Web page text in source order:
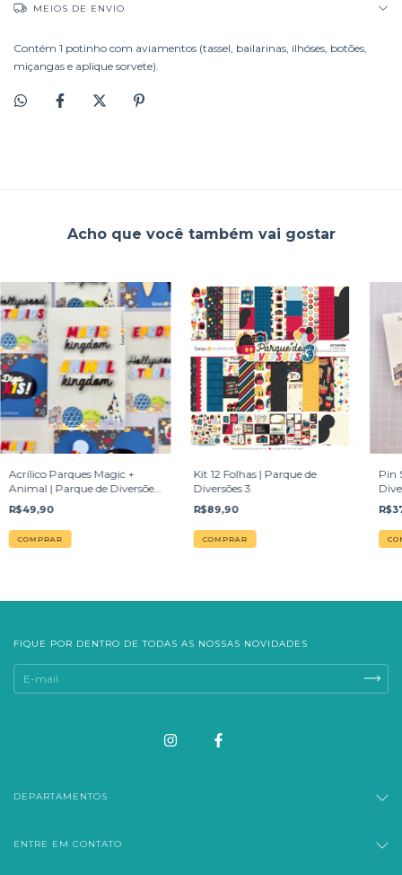
MEIOS DE ENVIO
Contém 1 potinho com aviamentos (tassel, bailarinas, ilhóses, botões,
miçangas e aplique sorvete).
Acho que você também vai gostar
Acrílico Parques Magic +
Animal | Parque de Diversões
R$49,90
Kit 12 Folhas | Parque de
Diversões 3
R$89,90
Pin
FIQUE POR DENTRO DE TODAS AS NOSSAS NOVIDADES
DEPARTAMENTOS
ENTRE EM CONTATO